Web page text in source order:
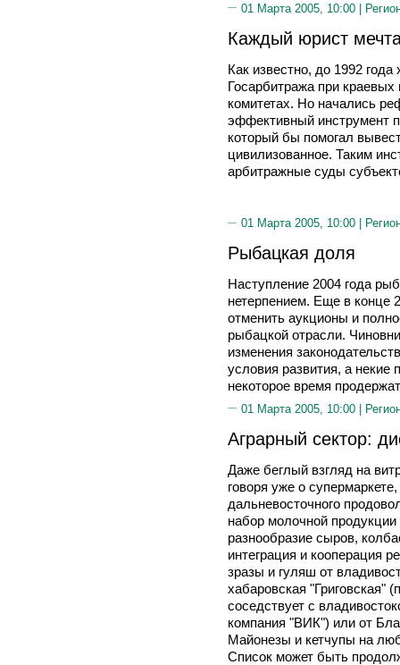
01 Марта 2005, 10:00 |
Каждый юрист
Как известно, до 1992
Госарбитража при
комитетах. Но начались
эффективный инструмент
который бы помогал
цивилизованное. Таким
арбитражные суды
01 Марта 2005, 10:00 |
Рыбацкая доля
Наступление 2004 года
нетерпением. Еще в конце
отменить аукционы и
рыбацкой отрасли.
изменения
условия развития, а
некоторое время
01 Марта 2005, 10:00 |
Аграрный сектор:
Даже беглый взгляд на
говоря уже о
дальневосточного
набор молочной
разнообразие сыров,
интеграция и кооперация
зразы и гуляш от
хабаровская "Григовская"
соседствует с
компания "ВИК") или от
Майонезы и кетчупы на
Список может быть